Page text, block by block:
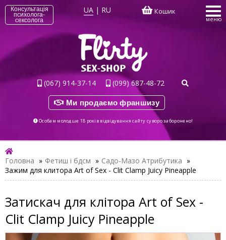
Консультація
психолога-
сексолога
UA | RU Кошик
меню
(067) 914-37-14 (099) 687-48-72
Ми продаємо франшизу
Особам молодше 18 років відвідування сайту суворо заборонено!
Головна » Фетиш і бдсм » Садо-Мазо Атрибутика »
Зажим для клитора Art of Sex - Clit Clamp Juicy Pineapple
Затискач для клітора Art of Sex -
Clit Clamp Juicy Pineapple